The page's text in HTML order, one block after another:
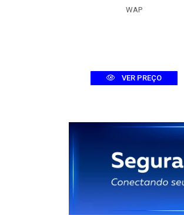
WAP
VER PREÇO